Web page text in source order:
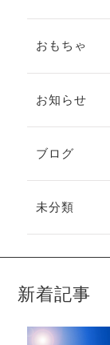
おもちゃ
お知らせ
ブログ
未分類
新着記事